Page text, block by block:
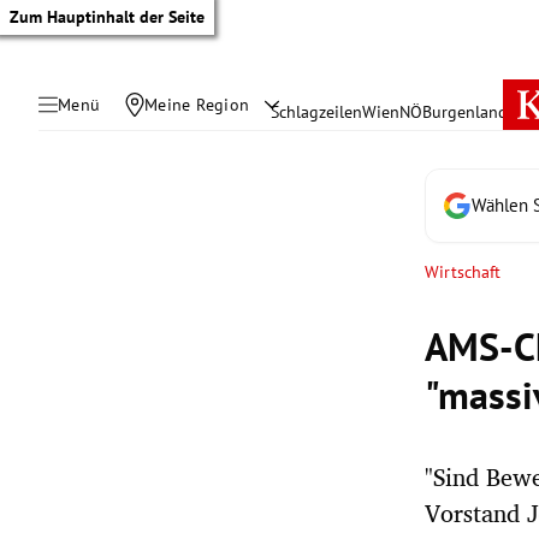
Zum Hauptinhalt der Seite
Menü Meine Region SchlagzeilenWienNÖBurgenland
Wählen
Wirtschaft
AMS-
"Sind
Vorstand